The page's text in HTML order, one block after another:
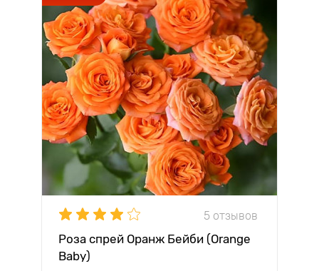
5 отзывов
Роза спрей Оранж Бейби (Orange
Baby)